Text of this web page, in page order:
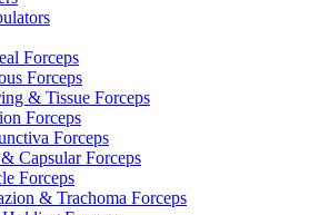
Forceps
Forceps
& Tissue Forceps
Forceps
Forceps
Capsular Forceps
Forceps
& Trachoma Forceps